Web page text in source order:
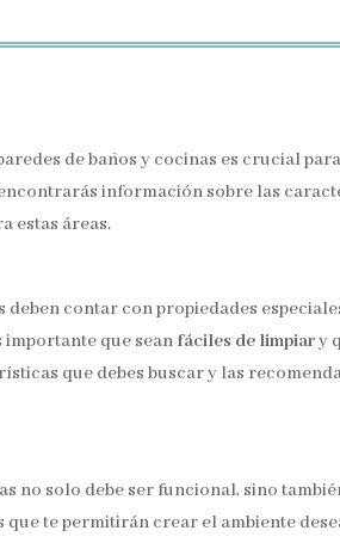
de baños y cocinas es crucial para
información sobre las
estas áreas.
deben contar con propiedades
importante que sean fáciles de limpiary
que debes buscar y las
no solo debe ser funcional, sino
te permitirán crear el ambiente